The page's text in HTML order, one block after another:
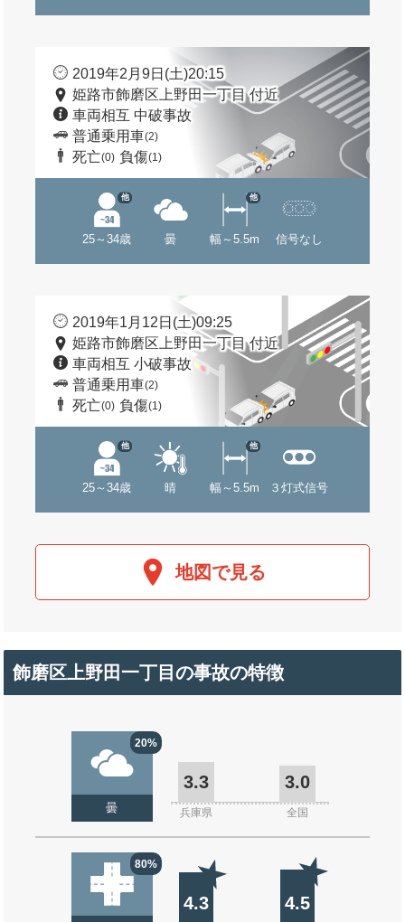
2019年2月9日(土)20:15
姫路市飾磨区上野田一丁目 付近
車両相互 中破事故
普通乗用車(2)
死亡(0) 負傷(1)
25～34歳
他
曇 幅～5.5m
他
信号なし
2019年1月12日(土)09:25
姫路市飾磨区上野田一丁目 付近
車両相互 小破事故
普通乗用車(2)
死亡(0) 負傷(1)
25～34歳
他
晴 幅～5.5m
他
３灯式信号
地図で見る
飾磨区上野田一丁目の事故の特徴
20%
曇
3.3 3.0
兵庫県 全国
80%
4.3 4.5